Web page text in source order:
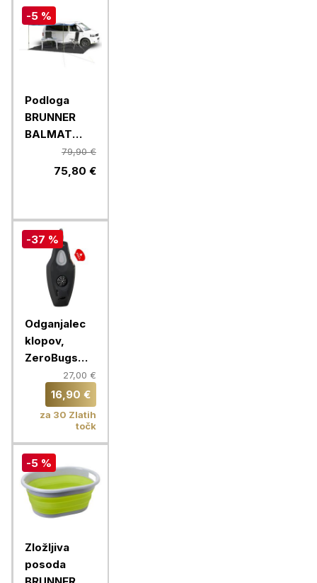
-5 %
Podloga
BRUNNER
BALMAT
0102046N.C20,
250 x 400
79,90 €
75,80 €
-37 %
Odganjalec
klopov,
ZeroBugs
PLUS, črna
27,00 €
16,90 €
za 30 Zlatih
točk
-5 %
Zložljiva
posoda